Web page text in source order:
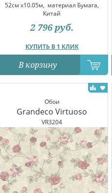
52см x10.05м, материал Бумага,
Китай
КУПИТЬ В 1 КЛИК
2 796 руб.
В корзину
Обои
Grandeco Virtuoso
VR3204